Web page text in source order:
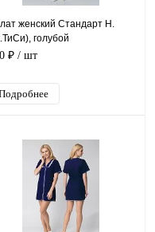
женский Стандарт Н.
голубой
₽ / шт